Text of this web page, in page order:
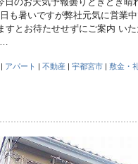
も暑いですが弊社元気に営業
すとお待たせせずにご案内 い
| アパート |不動産 |宇都宮市 |敷金・